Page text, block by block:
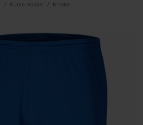
Kurze Hosen Kinder